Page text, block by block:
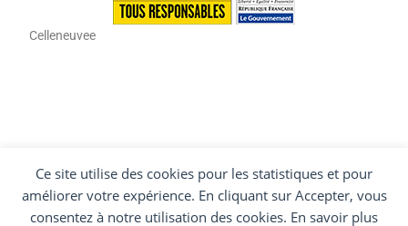
Ce site utilise des cookies pour les statistiques et pour
améliorer votre expérience. En cliquant sur Accepter, vous
consentez à notre utilisation des cookies. En savoir plus
Celleneuvee